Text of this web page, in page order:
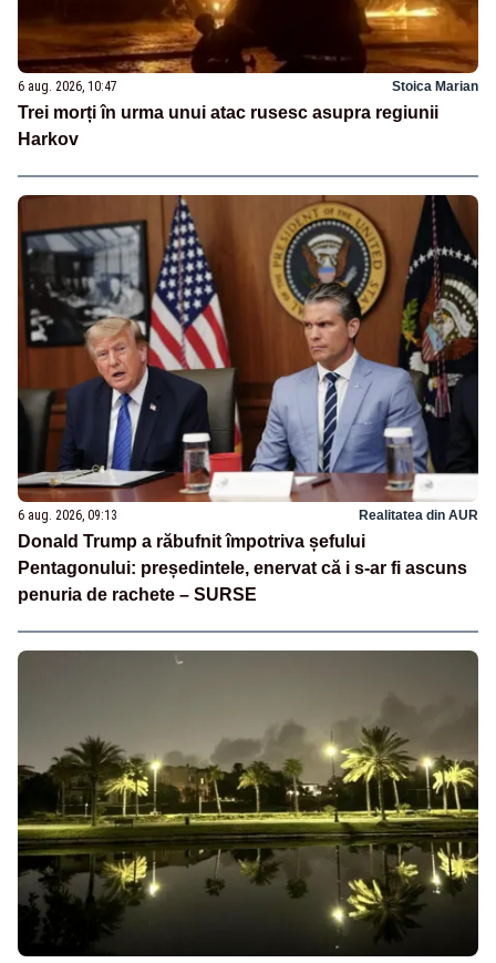
6 aug. 2026, 10:47 Stoica Marian
Trei morți în urma unui atac rusesc asupra regiunii
Harkov
6 aug. 2026, 09:13 Realitatea din AUR
Donald Trump a răbufnit împotriva șefului
Pentagonului: președintele, enervat că i s-ar fi ascuns
penuria de rachete – SURSE